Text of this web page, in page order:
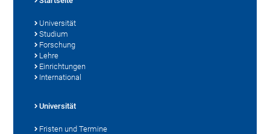
Universität
Studium
Forschung
Lehre
Einrichtungen
International
Universität
Fristen und Termine